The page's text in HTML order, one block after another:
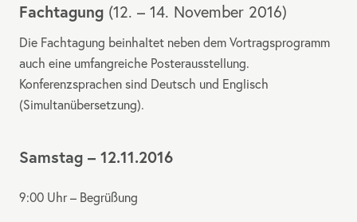
Fachtagung (12. – 14. November 2016)
Die Fachtagung beinhaltet neben dem Vortragsprogramm
auch eine umfangreiche Posterausstellung.
Konferenzsprachen sind Deutsch und Englisch
(Simultanübersetzung).
Samstag – 12.11.2016
9:00 Uhr – Begrüßung